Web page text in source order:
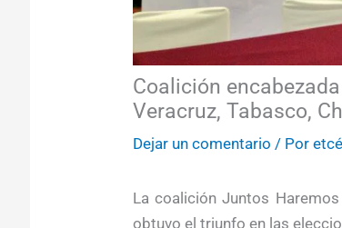
Coalición
Veracruz, Tabasco,
Dejar un comentario / Por
La coalición Juntos
obtuvo el triunfo en las